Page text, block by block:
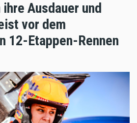
Ausdauer und
vor dem
12-Etappen-Rennen